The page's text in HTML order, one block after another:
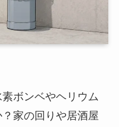
ボンベやヘリウム
家の回りや居酒屋